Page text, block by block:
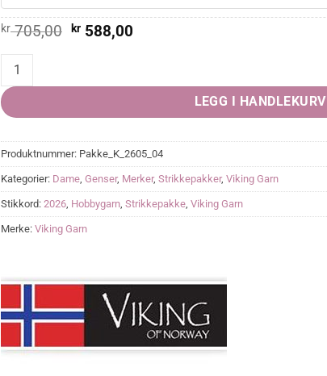
kr705,00 Opprinnelig
kr588,00Nåværende
Heia Norge Genser quantity
LEGG I HANDLEKURV
Produktnummer: Pakke_K_2605_04
Kategorier: Dame Genser, Merker, Strikkepakker, Viking Garn
Stikkord: 2026 Hobbygarn Strikkepakke Viking Garn
Merke: Viking Garn